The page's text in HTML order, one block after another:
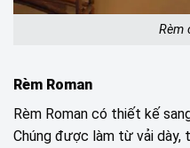
Rèm
Rèm Roman
Rèm Roman có thiết kế
Chúng được làm từ vải